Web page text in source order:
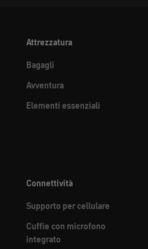
Attrezzatura
Bagagli
Avventura
Elementi essenziali
Connettività
Supporto per cellulare
Cuffie con microfono
integrato